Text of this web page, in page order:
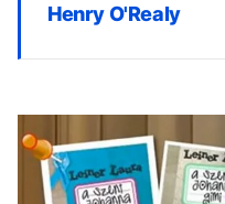
Henry O'Realy